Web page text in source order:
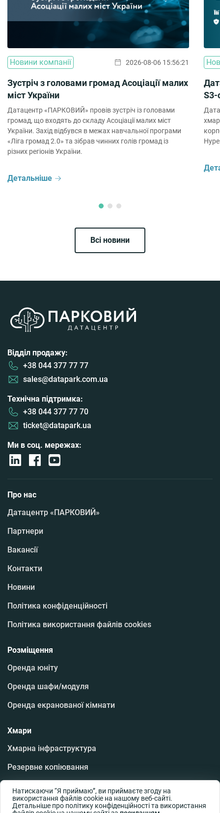
Новини компанії 2026-08-06 15:56:21
Зустріч з головами громад Асоціації малих
міст України
Датацентр «ПАРКОВИЙ» провів зустріч із головами
громад, що входять до складу Асоціації малих міст
України. Захід відбувся в межах навчальної програми
«Ліга громад 2.0» та зібрав чинних голів громад із
різних регіонів України.
Детальніше
S3-
Всі новини
Відділ продажу:
+38 044 377 77 77
sales@datapark.com.ua
Технічна підтримка:
+38 044 377 77 70
ticket@datapark.ua
Ми в соц. мережах:
Про нас
Датацентр «ПАРКОВИЙ»
Партнери
Вакансії
Контакти
Новини
Політика конфіденційності
Політика використання файлів cookies
Розміщення
Оренда юніту
Оренда шафи/модуля
Оренда екранованої кімнати
Хмари
Хмарна інфраструктура
Резервне копіювання
Хмарні робочі місця
Аварійне відновлення даних
Натискаючи “Я приймаю”, ви приймаєте згоду на
використання файлів cookie на нашому веб-сайті.
Детальніше про політику конфіденційності та використання